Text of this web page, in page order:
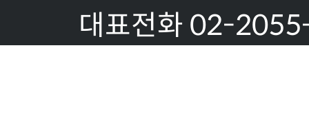
대표전화 02-